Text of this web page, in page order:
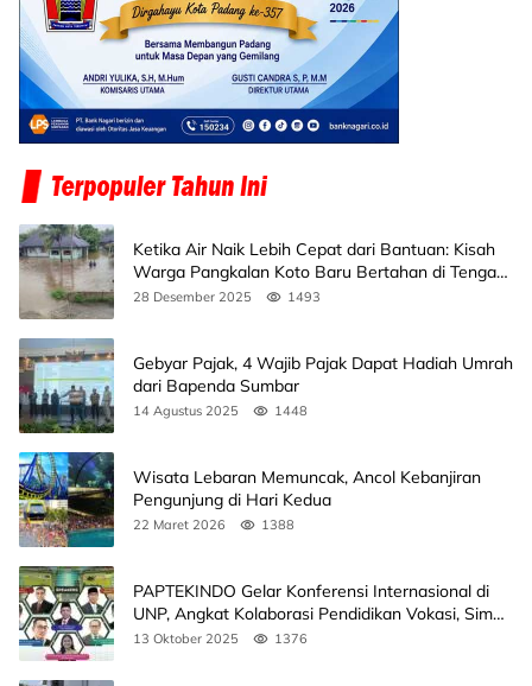
Ketika Air Naik Lebih Cepat dari Bantuan: Kisah
Warga Pangkalan Koto Baru Bertahan di Tengah
Banjir
28 Desember 2025 1493
Gebyar Pajak, 4 Wajib Pajak Dapat Hadiah Umrah
dari Bapenda Sumbar
14 Agustus 2025 1448
Wisata Lebaran Memuncak, Ancol Kebanjiran
Pengunjung di Hari Kedua
22 Maret 2026 1388
PAPTEKINDO Gelar Konferensi Internasional di
UNP, Angkat Kolaborasi Pendidikan Vokasi, Simak
Agendanya
13 Oktober 2025 1376